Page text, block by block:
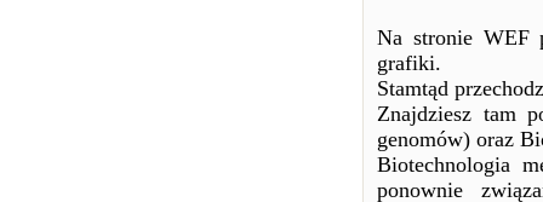
Na stronie WEF
grafiki.
Stamtąd
Znajdziesz tam
genomów) oraz
Biotechnologia
ponownie